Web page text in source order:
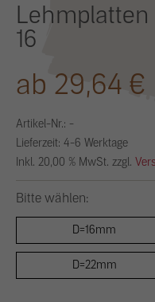
Lehmplatten
16
ab 29,64 €
Artikel-Nr.: -
Lieferzeit: 4-6 Werktage
Inkl. 20,00 % MwSt. zzgl.
Bitte wählen:
D=16mm
D=22mm